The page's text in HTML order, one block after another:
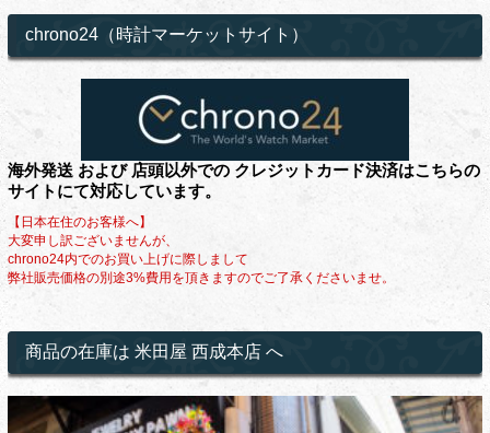
chrono24（時計マーケットサイト）
海外発送 および 店頭以外での クレジットカード決済はこちらの
サイトにて対応しています。
【日本在住のお客様へ】
大変申し訳ございませんが、
chrono24内でのお買い上げに際しまして
弊社販売価格の別途3%費用を頂きますのでご了承くださいませ。
商品の在庫は 米田屋 西成本店 へ